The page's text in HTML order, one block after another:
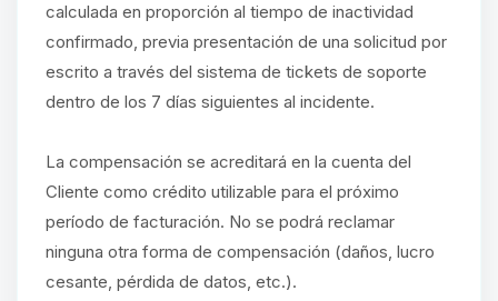
calculada en proporción al tiempo de inactividad
confirmado, previa presentación de una solicitud por
escrito a través del sistema de tickets de soporte
dentro de los 7 días siguientes al incidente.
La compensación se acreditará en la cuenta del
Cliente como crédito utilizable para el próximo
período de facturación. No se podrá reclamar
ninguna otra forma de compensación (daños, lucro
cesante, pérdida de datos, etc.).